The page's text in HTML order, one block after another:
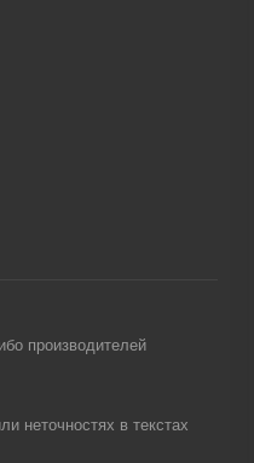
производителей
неточностях в текстах